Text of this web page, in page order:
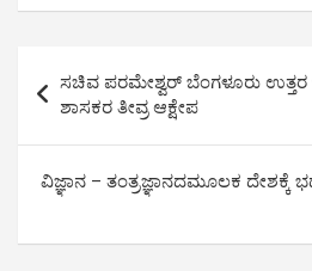
o
k
e
A
d
r
m
navigation
ಸಚಿವ ಪರಮೇಶ್ವರ್ ಬೆಂಗಳೂರು ಉತ್ತರ
ಶಾಸಕರ ತೀವ್ರ ಆಕ್ಷೇಪ
ವಿಜ್ಞಾನ – ತಂತ್ರಜ್ಞಾನದಮೂಲಕ ದೇಶಕ್ಕೆ